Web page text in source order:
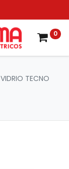
0
TECNO